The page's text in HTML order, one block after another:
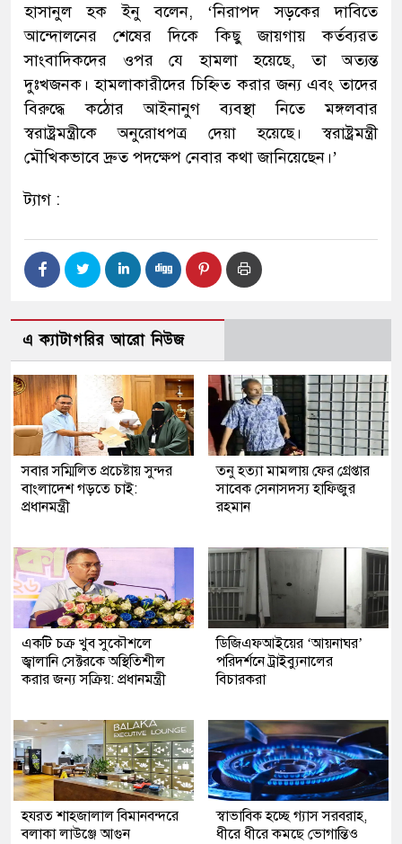
হাসানুল হক ইনু বলেন, ‘নিরাপদ সড়কের দাবিতে
আন্দোলনের শেষের দিকে কিছু জায়গায় কর্তব্যরত
সাংবাদিকদের ওপর যে হামলা হয়েছে, তা অত্যন্ত
দুঃখজনক। হামলাকারীদের চিহ্নিত করার জন্য এবং তাদের
বিরুদ্ধে কঠোর আইনানুগ ব্যবস্থা নিতে মঙ্গলবার
স্বরাষ্ট্রমন্ত্রীকে অনুরোধপত্র দেয়া হয়েছে। স্বরাষ্ট্রমন্ত্রী
মৌখিকভাবে দ্রুত পদক্ষেপ নেবার কথা জানিয়েছেন।’
ট্যাগ :
এ ক্যাটাগরির আরো নিউজ
সবার সম্মিলিত প্রচেষ্টায় সুন্দর
বাংলাদেশ গড়তে চাই:
প্রধানমন্ত্রী
তনু হত্যা মামলায় ফের গ্রেপ্তার
সাবেক সেনাসদস্য হাফিজুর
রহমান
একটি চক্র খুব সুকৌশলে
জ্বালানি সেক্টরকে অস্থিতিশীল
করার জন্য সক্রিয়: প্রধানমন্ত্রী
ডিজিএফআইয়ের ‘আয়নাঘর’
পরিদর্শনে ট্রাইব্যুনালের
বিচারকরা
হযরত শাহজালাল বিমানবন্দরে
বলাকা লাউঞ্জে আগুন
স্বাভাবিক হচ্ছে গ্যাস সরবরাহ,
ধীরে ধীরে কমছে ভোগান্তিও